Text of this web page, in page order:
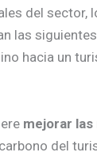
del sector,
las
hacia un
mejorar
del